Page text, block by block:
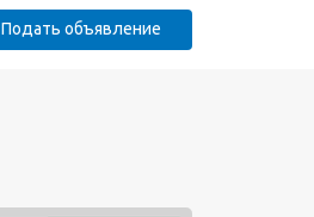
Подать объявление